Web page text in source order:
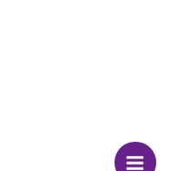
+ Solar